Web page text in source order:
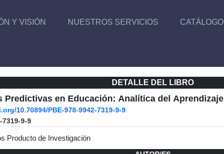
Y VISIÓN NUESTROS SERVICIOS CATÁLOGO
DETALLE DEL LIBRO
Predictivas en Educación: Analítica del Aprendizaje
10.70894/PBE-978-9942-7319-9-9
7319-9-9
Producto de Investigación